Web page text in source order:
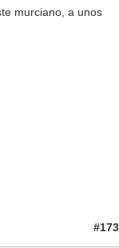
murciano, a unos
#173